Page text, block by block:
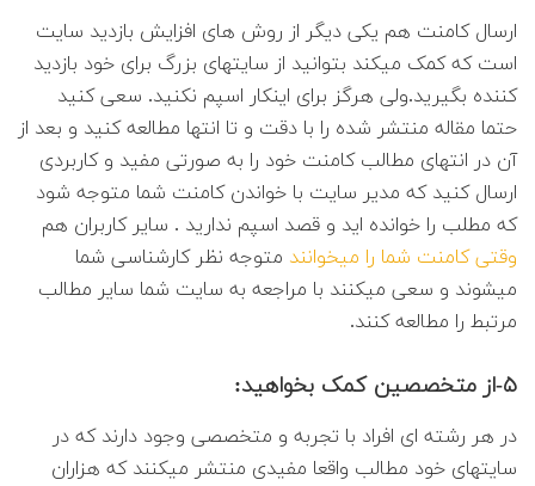
ارسال کامنت هم یکی دیگر از روش های افزایش بازدید سایت
است که کمک میکند بتوانید از سایتهای بزرگ برای خود بازدید
کننده بگیرید.ولی هرگز برای اینکار اسپم نکنید. سعی کنید
حتما مقاله منتشر شده را با دقت و تا انتها مطالعه کنید و بعد از
آن در انتهای مطالب کامنت خود را به صورتی مفید و کاربردی
ارسال کنید که مدیر سایت با خواندن کامنت شما متوجه شود
که مطلب را خوانده اید و قصد اسپم ندارید . سایر کاربران هم
وقتی کامنت شما را میخوانند متوجه نظر کارشناسی شما
میشوند و سعی میکنند با مراجعه به سایت شما سایر مطالب
مرتبط را مطالعه کنند.
۵-از متخصصین کمک بخواهید:
در هر رشته ای افراد با تجربه و متخصصی وجود دارند که در
سایتهای خود مطالب واقعا مفیدی منتشر میکنند که هزاران